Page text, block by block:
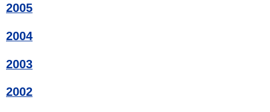
2005
2004
2003
2002